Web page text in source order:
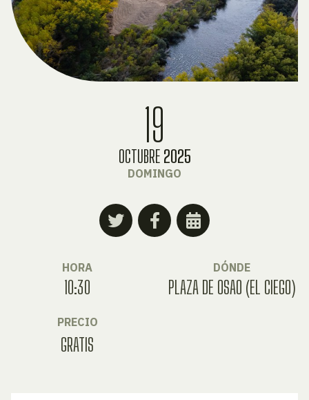
19
OCTUBRE 2025
DOMINGO
HORA
10:30
DÓNDE
PLAZA DE OSAO (EL CIEGO)
PRECIO
GRATIS